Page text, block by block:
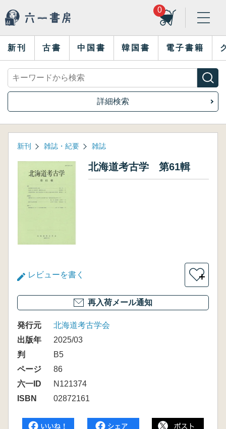
0
新刊 古書 中国書 韓国書 電子書籍
詳細検索
新刊 雑誌・紀要 雑誌
北海道考古学 第61輯
レビューを書く ＋
再入荷メール通知
発行元
北海道考古学会
出版年
2025/03
判
B5
ページ
86
六一ID
N121374
ISBN
02872161